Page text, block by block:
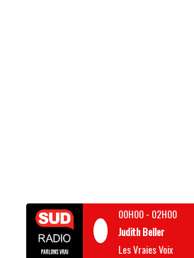
00H00- 02H00
Judith Beller
Les Vraies Voix